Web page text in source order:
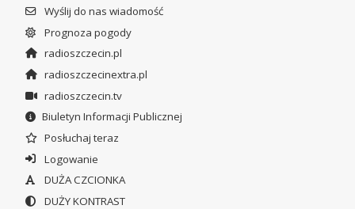
Wyślij do nas wiadomość
Prognoza pogody
radioszczecin.pl
radioszczecinextra.pl
radioszczecin.tv
Biuletyn Informacji Publicznej
Posłuchaj teraz
Logowanie
DUŻA CZCIONKA
DUŻY KONTRAST